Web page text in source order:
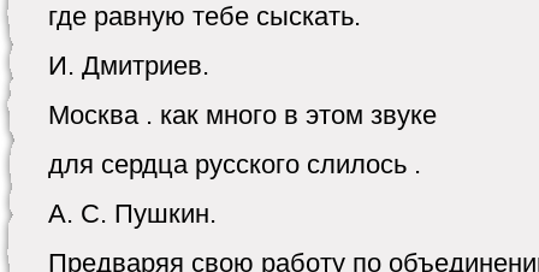
где равную тебе сыскать.
И. Дмитриев.
Москва . как много в этом звуке
для сердца русского слилось .
А. С. Пушкин.
Предваряя свою работу по